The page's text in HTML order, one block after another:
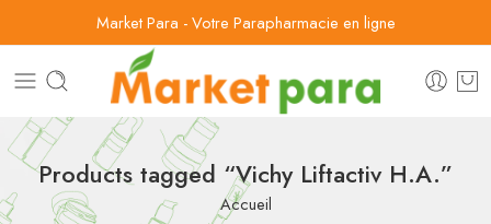
Market Para - Votre Parapharmacie en ligne
Products tagged “Vichy Liftactiv H.A.”
Accueil